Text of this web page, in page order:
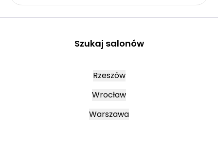
Szukaj salonów
Rzeszów
Wrocław
Warszawa